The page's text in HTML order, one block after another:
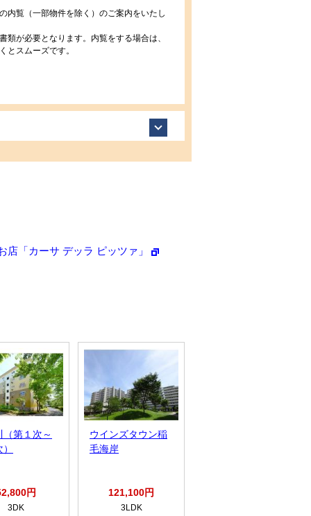
内覧（一部物件を除く）のご案内をいたし
が必要となります。内覧をする場合は、
とスムーズです。
「カーサ デッラ ピッツァ」
（第１次～
円
3DK
ウインズタウン稲
毛海岸
121,100円
3LDK